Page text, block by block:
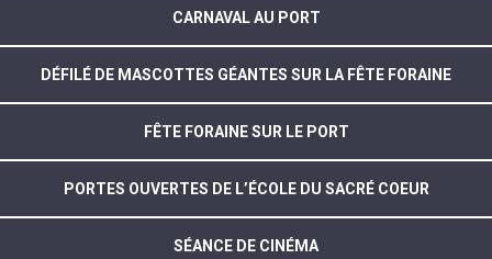
CARNAVAL AU PORT
DÉFILÉ DE MASCOTTES GÉANTES SUR LA FÊTE FORAINE
FÊTE FORAINE SUR LE PORT
PORTES OUVERTES DE L’ÉCOLE DU SACRÉ COEUR
SÉANCE DE CINÉMA